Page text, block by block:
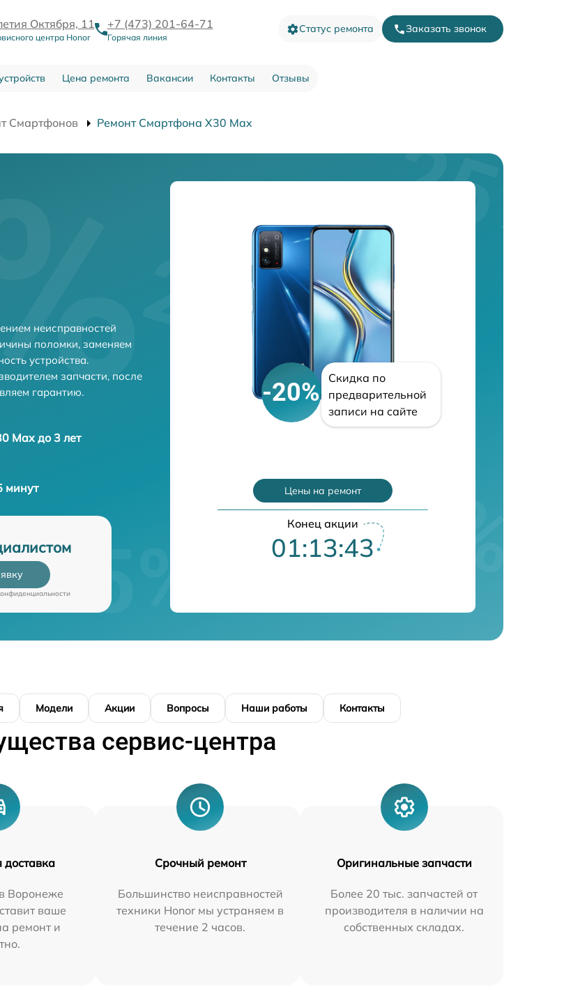
Октября, 11
центра Honor
+7 (473) 201-64-71
Горячая линия
Статус ремонта Заказать звонок
Цена ремонта Вакансии Контакты Отзывы
Смартфонов Ремонт Смартфона X30 Max
неисправностей
поломки, заменяем
устройства.
запчасти, после
гарантию.
Max до 3 лет
минут
-20%
Скидка по
предварительной
записи на сайте
Цены на ремонт
Конец акции
01:13:42
Модели Акции Вопросы Наши работы Контакты
сервис-центра
доставка
Воронеже
ваше
ремонт и
Срочный ремонт
Большинство неисправностей
техники Honor мы устраняем в
течение 2 часов.
Оригинальные запчасти
Более 20 тыс. запчастей от
производителя в наличии на
собственных складах.